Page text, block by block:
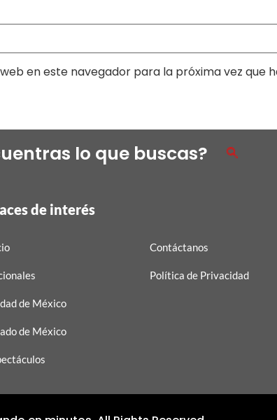
en este navegador para la próxima vez que
lo que buscas?
de interés
de México
de México
Contáctanos
Política de Privacidad